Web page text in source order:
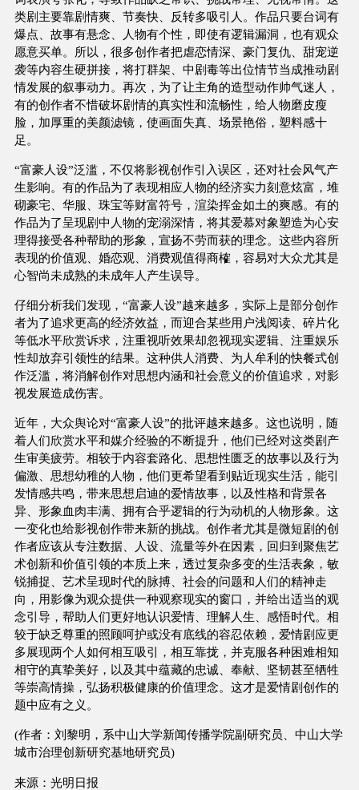
类剧主要靠剧情爽、节奏快、反转多吸引人。作品只要台词有
爆点、故事有悬念、人物有个性，即使有逻辑漏洞，也有观众
愿意买单。所以，很多创作者把虐恋情深、豪门复仇、甜宠逆
袭等内容生硬拼接，将打群架、中剧毒等出位情节当成推动剧
情发展的叙事动力。再次，为了让主角的造型动作帅气迷人，
有的创作者不惜破坏剧情的真实性和流畅性，给人物磨皮瘦
脸，加厚重的美颜滤镜，使画面失真、场景艳俗，塑料感十
足。
“富豪人设”泛滥，不仅将影视创作引入误区，还对社会风气产
生影响。有的作品为了表现相应人物的经济实力刻意炫富，堆
砌豪宅、华服、珠宝等财富符号，渲染挥金如土的爽感。有的
作品为了呈现剧中人物的宠溺深情，将其爱慕对象塑造为心安
理得接受各种帮助的形象，宣扬不劳而获的理念。这些内容所
表现的价值观、婚恋观、消费观值得商榷，容易对大众尤其是
心智尚未成熟的未成年人产生误导。
仔细分析我们发现，“富豪人设”越来越多，实际上是部分创作
者为了追求更高的经济效益，而迎合某些用户浅阅读、碎片化
等低水平欣赏诉求，注重视听效果却忽视现实逻辑、注重娱乐
性却放弃引领性的结果。这种供人消费、为人牟利的快餐式创
作泛滥，将消解创作对思想内涵和社会意义的价值追求，对影
视发展造成伤害。
近年，大众舆论对“富豪人设”的批评越来越多。这也说明，随
着人们欣赏水平和媒介经验的不断提升，他们已经对这类剧产
生审美疲劳。相较于内容套路化、思想性匮乏的故事以及行为
偏激、思想幼稚的人物，他们更希望看到贴近现实生活，能引
发情感共鸣，带来思想启迪的爱情故事，以及性格和背景各
异、形象血肉丰满、拥有合乎逻辑的行为动机的人物形象。这
一变化也给影视创作带来新的挑战。创作者尤其是微短剧的创
作者应该从专注数据、人设、流量等外在因素，回归到聚焦艺
术创新和价值引领的本质上来，透过复杂多变的生活表象，敏
锐捕捉、艺术呈现时代的脉搏、社会的问题和人们的精神走
向，用影像为观众提供一种观察现实的窗口，并给出适当的观
念引导，帮助人们更好地认识爱情、理解人生、感悟时代。相
较于缺乏尊重的照顾呵护或没有底线的容忍依赖，爱情剧应更
多展现两个人如何相互吸引，相互靠拢，并克服各种困难相知
相守的真挚美好，以及其中蕴藏的忠诚、奉献、坚韧甚至牺牲
等崇高情操，弘扬积极健康的价值理念。这才是爱情剧创作的
题中应有之义。
(作者：刘黎明，系中山大学新闻传播学院副研究员、中山大学
城市治理创新研究基地研究员)
来源：光明日报